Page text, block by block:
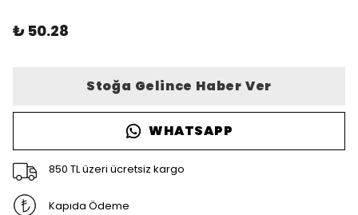
₺ 50.28
Stoğa Gelince Haber Ver
WHATSAPP
850 TL üzeri ücretsiz kargo
Kapıda Ödeme